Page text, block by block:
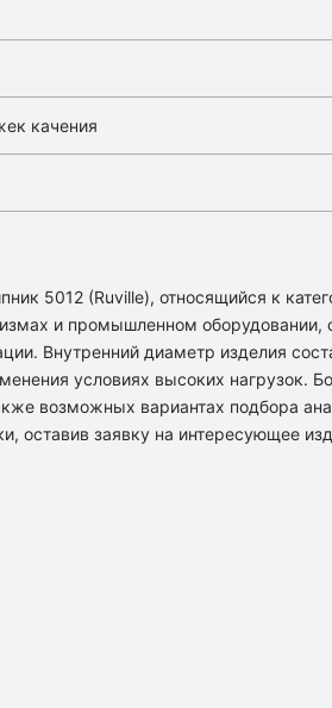
качения
5012 (Ruville), относящийся к
и промышленном
Внутренний диаметр изделия
условиях высоких
возможных вариантах подбора
оставив заявку на интересующее